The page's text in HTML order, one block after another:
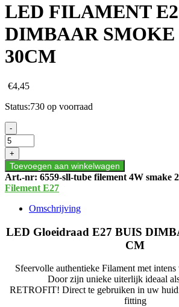
LED FILAMENT
DIMBAAR SMOKE
30CM
€4,45
Status:730 op voorraad
LED
FILAMENT
E27
TUBE
DIMBAAR
SMOKE
4W-
aantal
-
+
Toevoegen aan winkelwagen
Art.-nr: 6559-sll-tube filement 4W smake
Filement E27
Omschrijving
LED Gloeidraad E27 BUIS
CM
Sfeervolle authentieke Filament met
Door zijn unieke uiterlijk ideaal
RETROFIT! Direct te gebruiken in uw
fitting